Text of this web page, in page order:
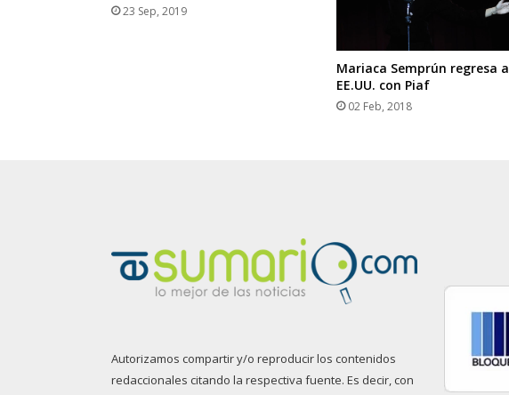
23 Sep, 2019
Mariaca Semprún regresa a
EE.UU. con Piaf
02 Feb, 2018
Autorizamos compartir y/o reproducir los contenidos
redaccionales citando la respectiva fuente. Es decir, con